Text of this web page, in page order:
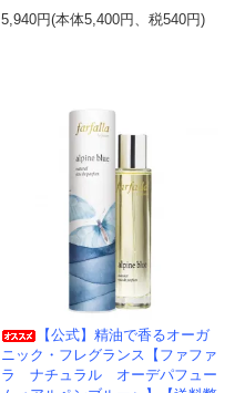
5,940円(本体5,400円、税540円)
【公式】精油で香るオーガ
ニック・フレグランス【ファファ
ラ ナチュラル オーデパフュー